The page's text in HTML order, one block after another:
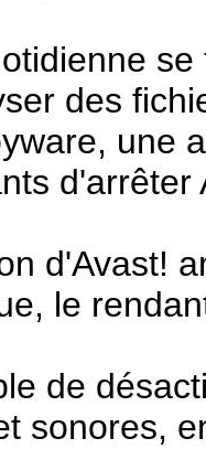
des
une
d'arrêter
d'Avast!
le
de
sonores,